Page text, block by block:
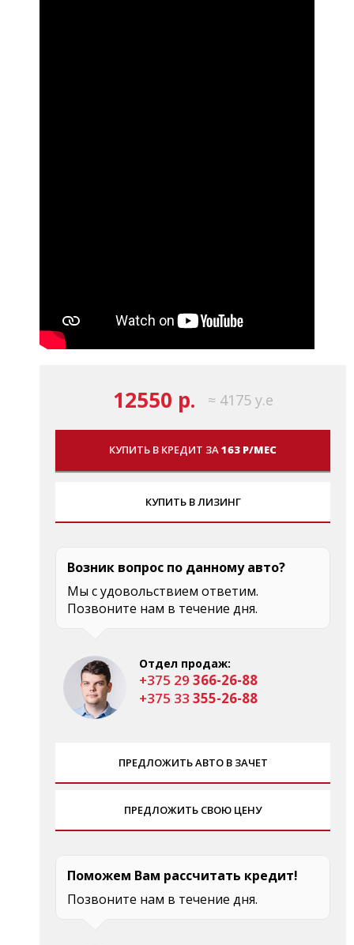
12550 р. ≈ 4175 у.е
КУПИТЬ В КРЕДИТ ЗА163 Р/МЕС
КУПИТЬ В ЛИЗИНГ
Возник вопрос по данному авто?
Мы с удовольствием ответим.
Позвоните нам в течение дня.
Отдел продаж:
+375 29 366-26-88
+375 33 355-26-88
ПРЕДЛОЖИТЬ АВТО В ЗАЧЕТ
ПРЕДЛОЖИТЬ СВОЮ ЦЕНУ
Поможем Вам рассчитать кредит!
Позвоните нам в течение дня.